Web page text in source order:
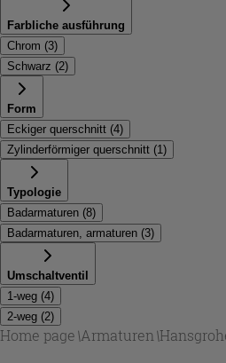
Farbliche ausführung
Chrom (3)
Schwarz (2)
Form
Eckiger querschnitt (4)
Zylinderförmiger querschnitt (1)
Typologie
Badarmaturen (8)
Badarmaturen, armaturen (3)
Umschaltventil
1-weg (4)
2-weg (2)
Home page\Armaturen \